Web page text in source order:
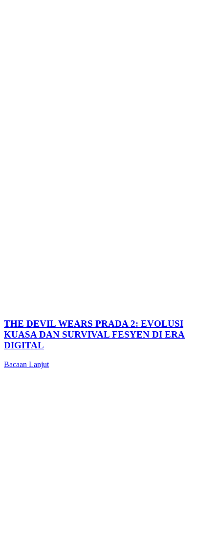
THE DEVIL WEARS PRADA 2: EVOLUSI
KUASA DAN SURVIVAL FESYEN DI ERA
DIGITAL
Bacaan Lanjut